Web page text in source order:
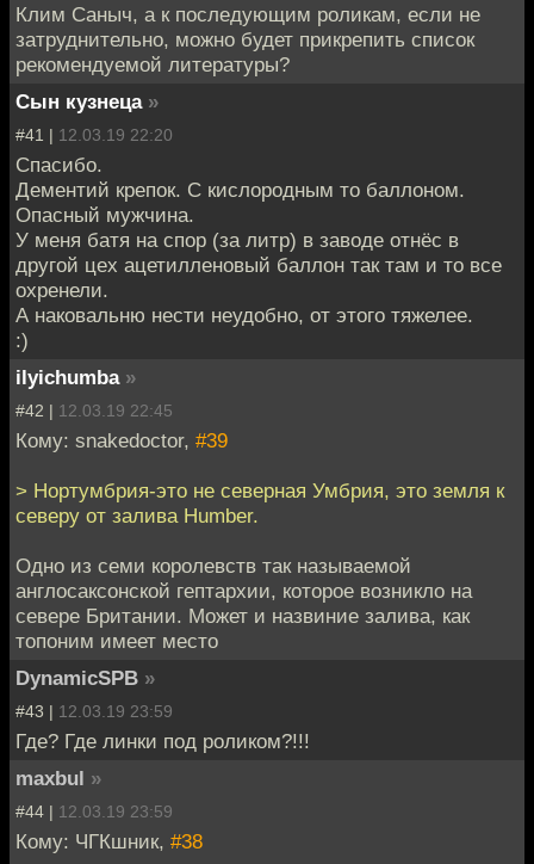
Клим Саныч, а к последующим роликам, если не
затруднительно, можно будет прикрепить список
рекомендуемой литературы?
Сын кузнеца »
#41 | 12.03.19 22:20
Спасибо.
Дементий крепок. С кислородным то баллоном.
Опасный мужчина.
У меня батя на спор (за литр) в заводе отнёс в
другой цех ацетилленовый баллон так там и то все
охренели.
А наковальню нести неудобно, от этого тяжелее.
:)
ilyichumba »
#42 | 12.03.19 22:45
Кому: snakedoctor, #39
> Нортумбрия-это не северная Умбрия, это земля к
северу от залива Humber.
Одно из семи королевств так называемой
англосаксонской гептархии, которое возникло на
севере Британии. Может и назвиние залива, как
топоним имеет место
DynamicSPB »
#43 | 12.03.19 23:59
Где? Где линки под роликом?!!!
maxbul »
#44 | 12.03.19 23:59
Кому: ЧГКшник, #38